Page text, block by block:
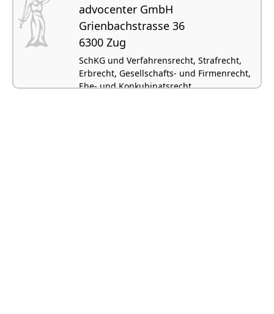
advocenter GmbH
Grienbachstrasse 36
6300 Zug
SchKG und Verfahrensrecht, Strafrecht,
Erbrecht, Gesellschafts- und Firmenrecht,
Ehe- und Konkubinatsrecht